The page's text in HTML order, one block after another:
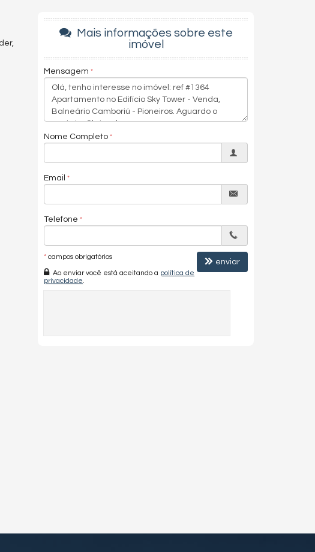
Mais informações sobre este
imóvel
Mensagem
Nome Completo
Email
Telefone
* campos obrigatórios
Ao enviar você está aceitando a política de
privacidade
enviar